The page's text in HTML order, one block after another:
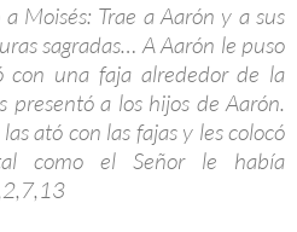
Moisés: Trae a Aarón y a sus
sagradas… A Aarón le puso
una faja alrededor de la
a los hijos de Aarón.
ató con las fajas y les colocó
como el Señor le había